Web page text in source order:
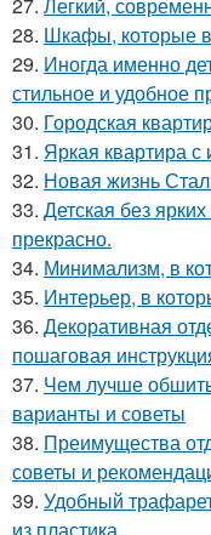
27. Легкий,
28. Шкафы, которые
29. Иногда именно
стильное и удобное
30. Городская
31. Яркая квартира с
32. Новая жизнь
33. Детская без
прекрасно.
34. Минимализм, в
35. Интерьер, в
36. Декоративная
пошаговая
37. Чем лучше
варианты и советы
38. Преимущества
советы и
39. Удобный